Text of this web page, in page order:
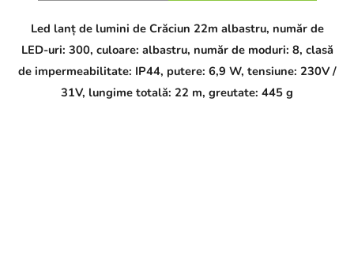
Led lanț de lumini de Crăciun 22m albastru, număr de
LED-uri: 300, culoare: albastru, număr de moduri: 8, clasă
de impermeabilitate: IP44, putere: 6,9 W, tensiune: 230V /
31V, lungime totală: 22 m, greutate: 445 g